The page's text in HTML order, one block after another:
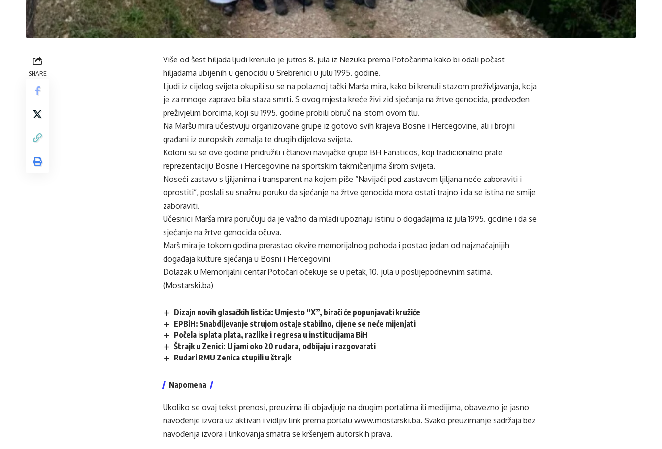
SHARE
Više od šest hiljada ljudi krenulo je jutros 8. jula iz Nezuka prema Potočarima kako bi odali počast
hiljadama ubijenih u genocidu u Srebrenici u julu 1995. godine.
Ljudi iz cijelog svijeta okupili su se na polaznoj tački Marša mira, kako bi krenuli stazom preživljavanja, koja
je za mnoge zapravo bila staza smrti. S ovog mjesta kreće živi zid sjećanja na žrtve genocida, predvođen
preživjelim borcima, koji su 1995. godine probili obruč na istom ovom tlu.
Na Maršu mira učestvuju organizovane grupe iz gotovo svih krajeva Bosne i Hercegovine, ali i brojni
građani iz europskih zemalja te drugih dijelova svijeta.
Koloni su se ove godine pridružili i članovi navijačke grupe BH Fanaticos, koji tradicionalno prate
reprezentaciju Bosne i Hercegovine na sportskim takmičenjima širom svijeta.
Noseći zastavu s ljiljanima i transparent na kojem piše “Navijači pod zastavom ljiljana neće zaboraviti i
oprostiti”, poslali su snažnu poruku da sjećanje na žrtve genocida mora ostati trajno i da se istina ne smije
zaboraviti.
Učesnici Marša mira poručuju da je važno da mladi upoznaju istinu o događajima iz jula 1995. godine i da se
sjećanje na žrtve genocida očuva.
Marš mira je tokom godina prerastao okvire memorijalnog pohoda i postao jedan od najznačajnijih
događaja kulture sjećanja u Bosni i Hercegovini.
Dolazak u Memorijalni centar Potočari očekuje se u petak, 10. jula u poslijepodnevnim satima.
(Mostarski.ba)
Dizajn novih glasačkih listića: Umjesto “X”, birači će popunjavati kružiće
EPBiH: Snabdijevanje strujom ostaje stabilno, cijene se neće mijenjati
Počela isplata plata, razlike i regresa u institucijama BiH
Štrajk u Zenici: U jami oko 20 rudara, odbijaju i razgovarati
Rudari RMU Zenica stupili u štrajk
Napomena
Ukoliko se ovaj tekst prenosi, preuzima ili objavljuje na drugim portalima ili medijima, obavezno je jasno
navođenje izvora uz aktivan i vidljiv link prema portalu www.mostarski.ba. Svako preuzimanje sadržaja bez
navođenja izvora i linkovanja smatra se kršenjem autorskih prava.